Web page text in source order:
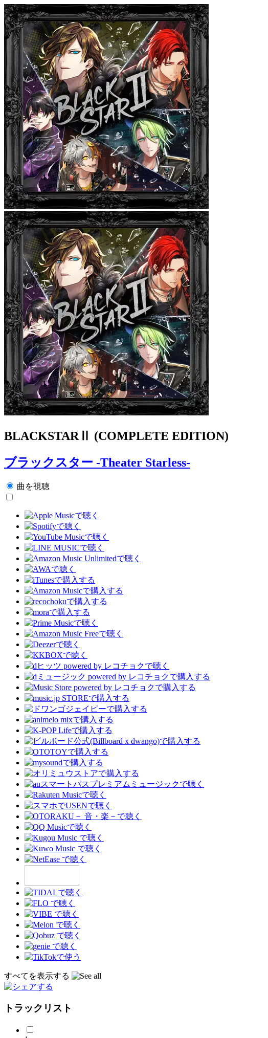
BLACKSTARⅡ (COMPLETE EDITION)
ブラックスター -Theater Starless-
曲を視聴
すべてを表示する
トラックリスト